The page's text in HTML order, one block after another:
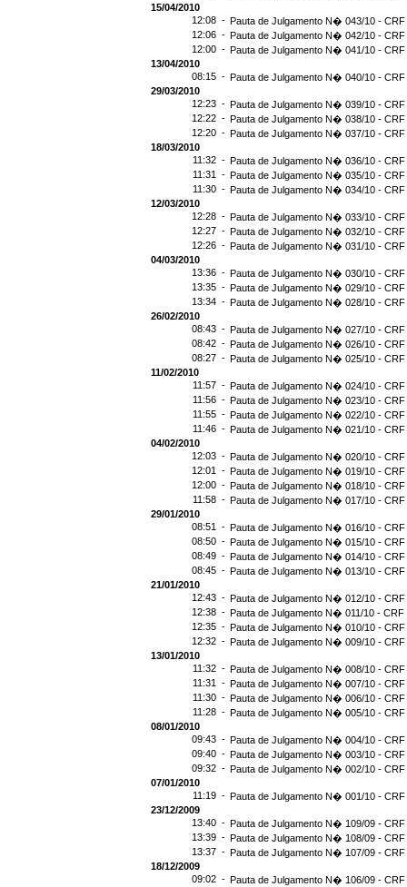
15/04/2010
12:08 - Pauta de Julgamento N� 043/10 - CRF
12:06 - Pauta de Julgamento N� 042/10 - CRF
12:00 - Pauta de Julgamento N� 041/10 - CRF
13/04/2010
08:15 - Pauta de Julgamento N� 040/10 - CRF
29/03/2010
12:23 - Pauta de Julgamento N� 039/10 - CRF
12:22 - Pauta de Julgamento N� 038/10 - CRF
12:20 - Pauta de Julgamento N� 037/10 - CRF
18/03/2010
11:32 - Pauta de Julgamento N� 036/10 - CRF
11:31 - Pauta de Julgamento N� 035/10 - CRF
11:30 - Pauta de Julgamento N� 034/10 - CRF
12/03/2010
12:28 - Pauta de Julgamento N� 033/10 - CRF
12:27 - Pauta de Julgamento N� 032/10 - CRF
12:26 - Pauta de Julgamento N� 031/10 - CRF
04/03/2010
13:36 - Pauta de Julgamento N� 030/10 - CRF
13:35 - Pauta de Julgamento N� 029/10 - CRF
13:34 - Pauta de Julgamento N� 028/10 - CRF
26/02/2010
08:43 - Pauta de Julgamento N� 027/10 - CRF
08:42 - Pauta de Julgamento N� 026/10 - CRF
08:27 - Pauta de Julgamento N� 025/10 - CRF
11/02/2010
11:57 - Pauta de Julgamento N� 024/10 - CRF
11:56 - Pauta de Julgamento N� 023/10 - CRF
11:55 - Pauta de Julgamento N� 022/10 - CRF
11:46 - Pauta de Julgamento N� 021/10 - CRF
04/02/2010
12:03 - Pauta de Julgamento N� 020/10 - CRF
12:01 - Pauta de Julgamento N� 019/10 - CRF
12:00 - Pauta de Julgamento N� 018/10 - CRF
11:58 - Pauta de Julgamento N� 017/10 - CRF
29/01/2010
08:51 - Pauta de Julgamento N� 016/10 - CRF
08:50 - Pauta de Julgamento N� 015/10 - CRF
08:49 - Pauta de Julgamento N� 014/10 - CRF
08:45 - Pauta de Julgamento N� 013/10 - CRF
21/01/2010
12:43 - Pauta de Julgamento N� 012/10 - CRF
12:38 - Pauta de Julgamento N� 011/10 - CRF
12:35 - Pauta de Julgamento N� 010/10 - CRF
12:32 - Pauta de Julgamento N� 009/10 - CRF
13/01/2010
11:32 - Pauta de Julgamento N� 008/10 - CRF
11:31 - Pauta de Julgamento N� 007/10 - CRF
11:30 - Pauta de Julgamento N� 006/10 - CRF
11:28 - Pauta de Julgamento N� 005/10 - CRF
08/01/2010
09:43 - Pauta de Julgamento N� 004/10 - CRF
09:40 - Pauta de Julgamento N� 003/10 - CRF
09:32 - Pauta de Julgamento N� 002/10 - CRF
07/01/2010
11:19 - Pauta de Julgamento N� 001/10 - CRF
23/12/2009
13:40 - Pauta de Julgamento N� 109/09 - CRF
13:39 - Pauta de Julgamento N� 108/09 - CRF
13:37 - Pauta de Julgamento N� 107/09 - CRF
18/12/2009
09:02 - Pauta de Julgamento N� 106/09 - CRF